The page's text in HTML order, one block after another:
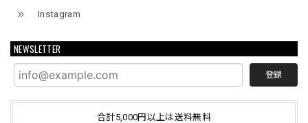
Instagram
NEWSLETTER
登録
合計5,000円以上は送料無料